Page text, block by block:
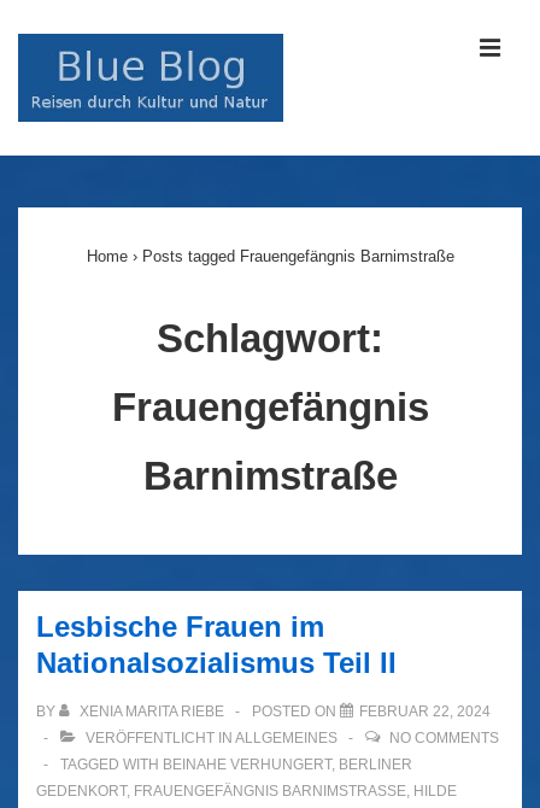
Navigation
Home › Posts tagged Frauengefängnis Barnimstraße
Schlagwort:
Frauengefängnis
Barnimstraße
Lesbische Frauen im
Nationalsozialismus Teil II
BY XENIA MARITA RIEBE POSTED ON
FEBRUAR 22, 2024
VERÖFFENTLICHT IN ALLGEMEINES
NO COMMENTS
TAGGED WITH BEINAHE VERHUNGERT, BERLINER
GEDENKORT, FRAUENGEFÄNGNIS BARNIMSTRASSE , HILDE